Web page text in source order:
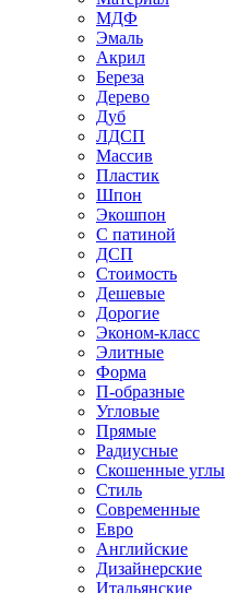
МДФ
Эмаль
Акрил
Береза
Дерево
Дуб
ЛДСП
Массив
Пластик
Шпон
Экошпон
С патиной
ДСП
Стоимость
Дешевые
Дорогие
Эконом-класс
Элитные
Форма
П-образные
Угловые
Прямые
Радиусные
Скошенные углы
Стиль
Современные
Евро
Английские
Дизайнерские
Итальянские